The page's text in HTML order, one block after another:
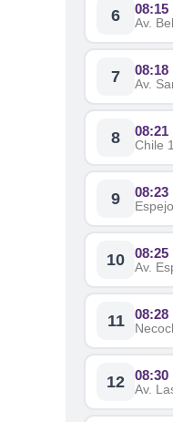
6 08:15
Av.
7 08:18
Av.
8 08:21
Chile
9 08:23
10 08:25
Av.
11 08:28
12 08:30
Av.